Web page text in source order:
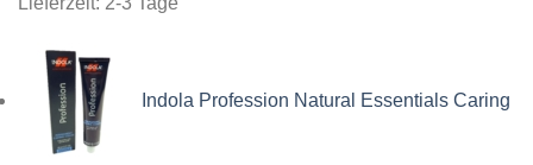
Indola Profession Natural Essentials Caring